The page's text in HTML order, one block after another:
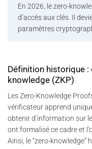
En 2026, le zero-
d’accès aux clés. Il
paramètres
Définition historique :
knowledge (ZKP)
Les Zero-Knowledge
vérificateur apprend
obtenir d’information sur
ont formalisé ce cadre et
Ainsi, le “zero-knowledge”